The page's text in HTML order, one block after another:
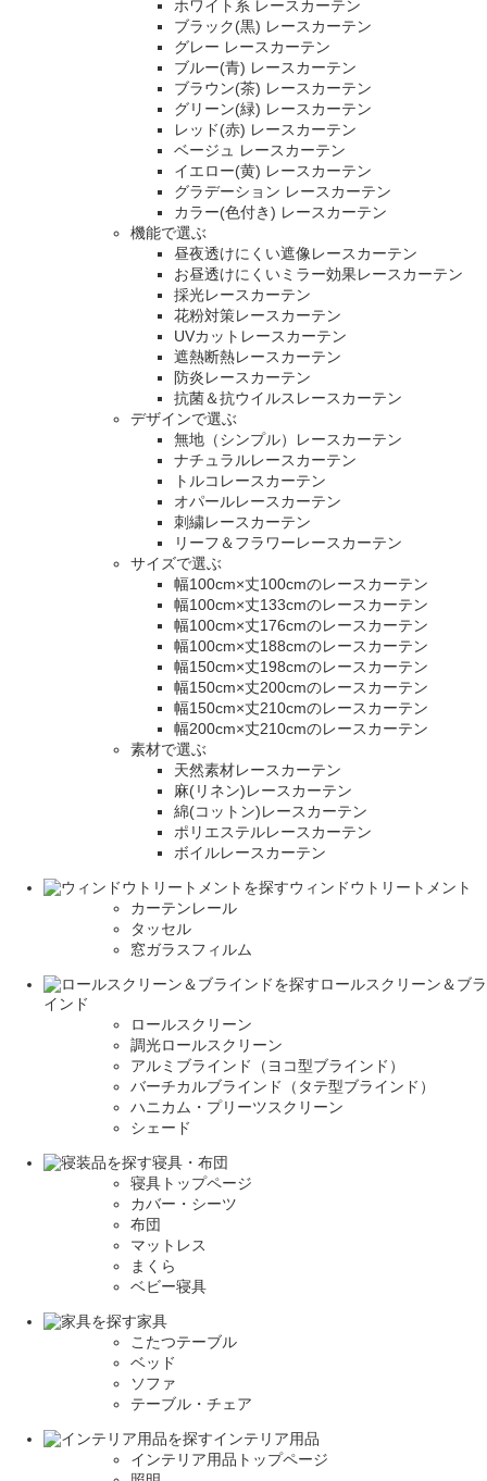
ホワイト系 レースカーテン
ブラック(黒) レースカーテン
グレー レースカーテン
ブルー(青) レースカーテン
ブラウン(茶) レースカーテン
グリーン(緑) レースカーテン
レッド(赤) レースカーテン
ベージュ レースカーテン
イエロー(黄) レースカーテン
グラデーション レースカーテン
カラー(色付き) レースカーテン
機能で選ぶ
昼夜透けにくい遮像レースカーテン
お昼透けにくいミラー効果レースカーテン
採光レースカーテン
花粉対策レースカーテン
UVカットレースカーテン
遮熱断熱レースカーテン
防炎レースカーテン
抗菌＆抗ウイルスレースカーテン
デザインで選ぶ
無地（シンプル）レースカーテン
ナチュラルレースカーテン
トルコレースカーテン
オパールレースカーテン
刺繍レースカーテン
リーフ＆フラワーレースカーテン
サイズで選ぶ
幅100cm×丈100cmのレースカーテン
幅100cm×丈133cmのレースカーテン
幅100cm×丈176cmのレースカーテン
幅100cm×丈188cmのレースカーテン
幅150cm×丈198cmのレースカーテン
幅150cm×丈200cmのレースカーテン
幅150cm×丈210cmのレースカーテン
幅200cm×丈210cmのレースカーテン
素材で選ぶ
天然素材レースカーテン
麻(リネン)レースカーテン
綿(コットン)レースカーテン
ポリエステルレースカーテン
ボイルレースカーテン
ウィンドウトリートメント
カーテンレール
タッセル
窓ガラスフィルム
ロールスクリーン＆ブラ
インド
ロールスクリーン
調光ロールスクリーン
アルミブラインド（ヨコ型ブラインド）
バーチカルブラインド（タテ型ブラインド）
ハニカム・プリーツスクリーン
シェード
寝具・布団
寝具トップページ
カバー・シーツ
布団
マットレス
まくら
ベビー寝具
家具
こたつテーブル
ベッド
ソファ
テーブル・チェア
インテリア用品
インテリア用品トップページ